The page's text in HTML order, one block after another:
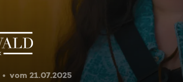
vom 21.07.2025